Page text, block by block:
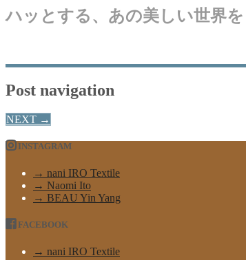
ハッとする、あの美しい世界を
Post navigation
NEXT →
INSTAGRAM
→ nani IRO Textile
→ Naomi Ito
→ BEAU Yin Yang
FACEBOOK
→ nani IRO Textile